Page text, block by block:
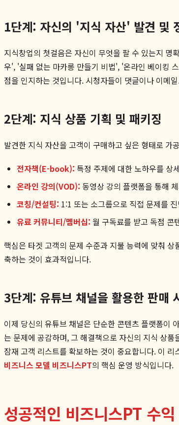
1단계: 자신의 '지식 자산' 발견 및
지식창업의 첫걸음은 자신이 무엇을 팔 수 있는지
우', '실패 없는 마카롱 만들기 비법', '온라인 베이킹
점을 인지하는 것입니다. 시청자들이 댓글이나 이메
2단계: 지식 상품 기획 및 패키징
발견한 지식 자산을 고객이 구매하고 싶은 형태로 가
전자책(E-book): 특정 주제에 대한 노하우를 상
온라인 강의(VOD): 동영상 강의 플랫폼을 통해
코칭/컨설팅: 1:1 또는 소그룹으로 직접 문제를
유료 커뮤니티/멤버십: 월 구독료를 받고 독점 콘
핵심은 타겟 고객의 문제 수준과 지불 능력에 맞춰
축하는 것이 효과적입니다.
3단계: 유튜브 채널을 활용한 판매
이제 당신의 유튜브 채널은 단순한 콘텐츠 플랫폼이
는 문제에 공감하며, 그 해결책으로 자신의 지식 상
잠재 고객 리스트를 확보하는 것이 중요합니다. 이
비즈니스 모델 비즈니스PT의 핵심 운영 방식입니다.
성공적인 비즈니스PT 수